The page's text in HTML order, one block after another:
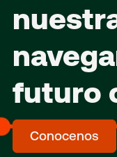
futuro
Conocenos